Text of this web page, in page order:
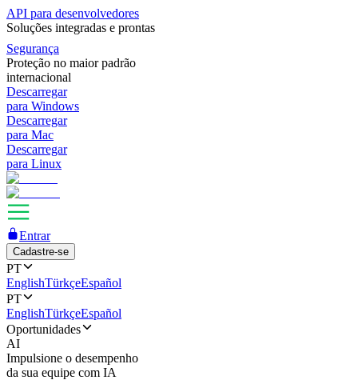
API para desenvolvedores
Soluções integradas e prontas
Segurança
Proteção no maior padrão
internacional
Descarregar
para Windows
Descarregar
para Mac
Descarregar
para Linux
Entrar
Cadastre-se
PT
EnglishTürkçeEspañol
PT
EnglishTürkçeEspañol
Oportunidades
AI
Impulsione o desempenho
da sua equipe com IA